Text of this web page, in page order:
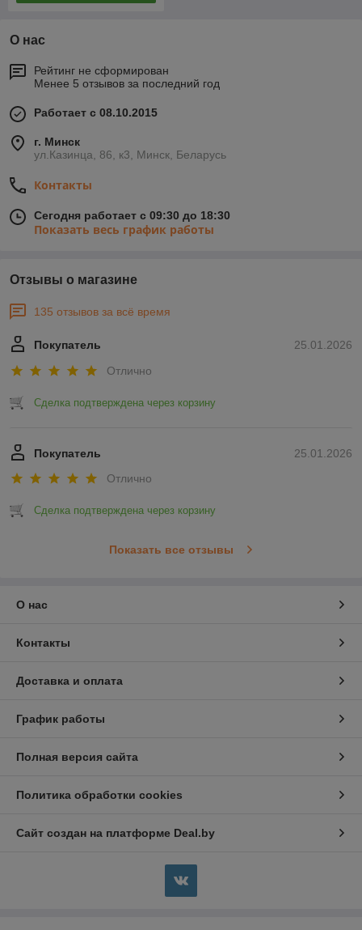
О нас
Рейтинг не сформирован
Менее 5 отзывов за последний год
Работает с 08.10.2015
г. Минск
ул.Казинца, 86, к3, Минск, Беларусь
Контакты
Сегодня работает с 09:30 до 18:30
Показать весь график работы
Отзывы о магазине
135 отзывов за всё время
25.01.2026
Покупатель
Отлично
Сделка подтверждена через корзину
25.01.2026
Покупатель
Отлично
Сделка подтверждена через корзину
Показать все отзывы
О нас
Контакты
Доставка и оплата
График работы
Полная версия сайта
Политика обработки cookies
Сайт создан на платформе Deal.by